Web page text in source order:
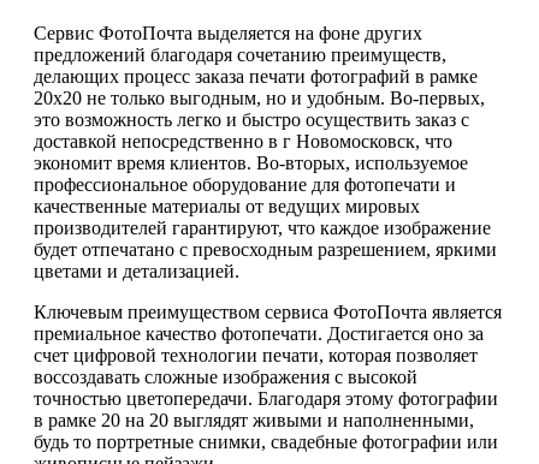
Сервис ФотоПочта выделяется на фоне других
предложений благодаря сочетанию преимуществ,
делающих процесс заказа печати фотографий в рамке
20х20 не только выгодным, но и удобным. Во-первых,
это возможность легко и быстро осуществить заказ с
доставкой непосредственно в г Новомосковск, что
экономит время клиентов. Во-вторых, используемое
профессиональное оборудование для фотопечати и
качественные материалы от ведущих мировых
производителей гарантируют, что каждое изображение
будет отпечатано с превосходным разрешением, яркими
цветами и детализацией.
Ключевым преимуществом сервиса ФотоПочта является
премиальное качество фотопечати. Достигается оно за
счет цифровой технологии печати, которая позволяет
воссоздавать сложные изображения с высокой
точностью цветопередачи. Благодаря этому фотографии
в рамке 20 на 20 выглядят живыми и наполненными,
будь то портретные снимки, свадебные фотографии или